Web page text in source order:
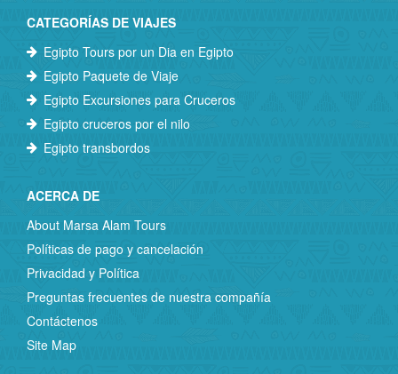
CATEGORÍAS DE VIAJES
Egipto Tours por un Dia en Egipto
Egipto Paquete de Viaje
Egipto Excursiones para Cruceros
Egipto cruceros por el nilo
Egipto transbordos
ACERCA DE
About Marsa Alam Tours
Políticas de pago y cancelación
Privacidad y Política
Preguntas frecuentes de nuestra compañía
Contáctenos
Site Map